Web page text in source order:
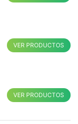
VER PRODUCTOS
VER PRODUCTOS